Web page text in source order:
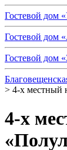
Гостевой дом
Гостевой дом
Гостевой дом
> 4-х местный
4-х